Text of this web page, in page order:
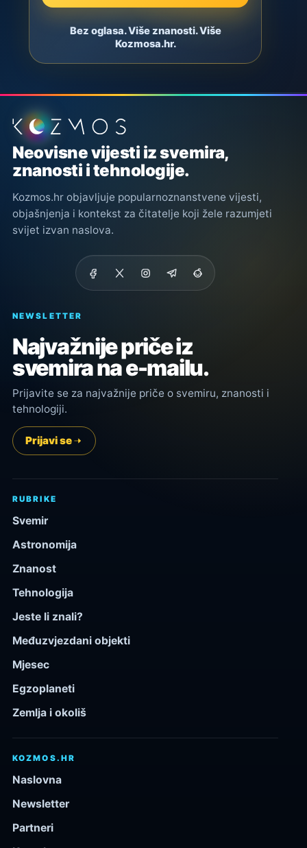
Bez oglasa. Više znanosti. Više
Kozmosa.hr.
Podnožje stranice
Neovisne vijesti iz svemira,
znanosti i tehnologije.
Kozmos.hr objavljuje popularnoznanstvene vijesti,
objašnjenja i kontekst za čitatelje koji žele razumjeti
svijet izvan naslova.
NEWSLETTER
Najvažnije priče iz
svemira na e-mailu.
Prijavite se za najvažnije priče o svemiru, znanosti i
tehnologiji.
Prijavi se
RUBRIKE
Svemir
Astronomija
Znanost
Tehnologija
Jeste li znali?
Međuzvjezdani objekti
Mjesec
Egzoplaneti
Zemlja i okoliš
KOZMOS.HR
Naslovna
Newsletter
Partneri